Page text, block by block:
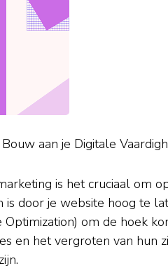
aan je Digitale
is het cruciaal om
door je website hoog te
Optimization) om de hoek
en het vergroten van hun